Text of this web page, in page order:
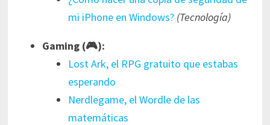
mi iPhone en Windows? (Tecnología)
Gaming (🎮):
Lost Ark, el RPG gratuito que estabas
esperando
Nerdlegame, el Wordle de las
matemáticas